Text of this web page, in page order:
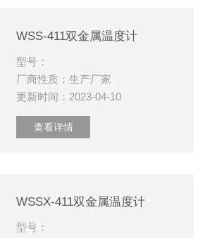
WSS-411双金属温度计
型号：
厂商性质：生产厂家
更新时间：2023-04-10
查看详情
WSSX-411双金属温度计
型号：